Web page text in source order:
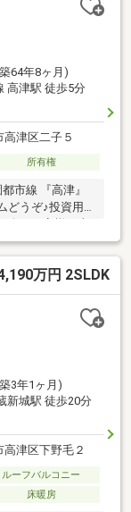
きる、利便性と
64年8ヶ月)
高津駅 徒歩5分
津区二子５
所有権
市線 『高津』
どうぞ♪投資用ｏ
するご質問、住
一緒に考えてい
りますのでいつ
万円 2SLDK
3年1ヶ月)
新城駅 徒歩20分
津区下野毛２
ルーフバルコニー
床暖房